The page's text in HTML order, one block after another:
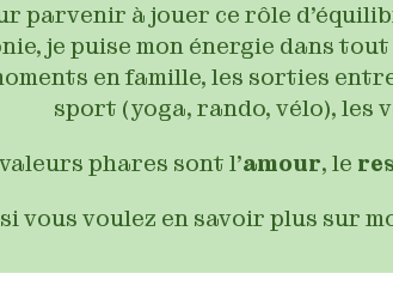
parvenir à jouer ce rôle
je puise mon énergie dans
en famille, les sorties
sport (yoga, rando, vélo), les
phares sont l’amour, le
vous voulez en savoir plus sur